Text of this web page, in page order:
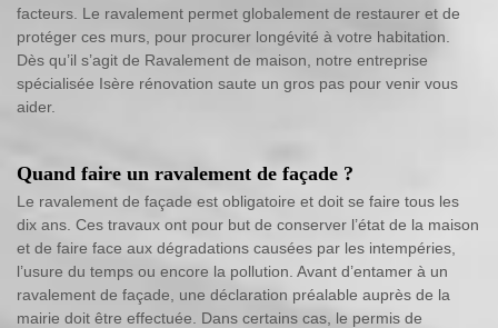
facteurs. Le ravalement permet globalement de restaurer et de
protéger ces murs, pour procurer longévité à votre habitation.
Dès qu’il s’agit de Ravalement de maison, notre entreprise
spécialisée Isère rénovation saute un gros pas pour venir vous
aider.
Quand faire un ravalement de façade ?
Le ravalement de façade est obligatoire et doit se faire tous les
dix ans. Ces travaux ont pour but de conserver l’état de la maison
et de faire face aux dégradations causées par les intempéries,
l’usure du temps ou encore la pollution. Avant d’entamer à un
ravalement de façade, une déclaration préalable auprès de la
mairie doit être effectuée. Dans certains cas, le permis de